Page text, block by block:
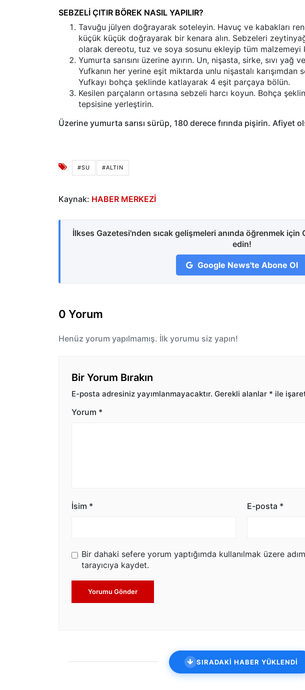
SEBZELİ ÇITIR BÖREK NASIL YAPILIR?
Tavuğu jülyen doğrayarak soteleyin. Havuç ve kabakları
küçük küçük doğrayarak bir kenara alın. Sebzeleri
olarak dereotu, tuz ve soya sosunu ekleyip tüm malzemeyi
Yumurta sarısını üzerine ayırın. Un, nişasta, sirke, sıvı yağ
Yufkanın her yerine eşit miktarda unlu nişastalı karışımdan
Yufkayı bohça şeklinde katlayarak 4 eşit parçaya bölün.
Kesilen parçaların ortasına sebzeli harcı koyun. Bohça
tepsisine yerleştirin.
Üzerine yumurta sarısı sürüp, 180 derece fırında pişirin. Afiyet
#SU #ALTIN
Kaynak: HABER MERKEZİ
İlkses Gazetesi'nden sıcak gelişmeleri anında öğrenmek
edin!
Google News'te Abone Ol
0 Yorum
Henüz yorum yapılmamış. İlk yorumu siz yapın!
Bir Yorum Bırakın
E-posta adresiniz yayımlanmayacaktır. Gerekli alanlar * ile
Yorum *
İsim * E-posta *
Bir dahaki sefere yorum yaptığımda kullanılmak üzere
tarayıcıya kaydet.
Yorumu Gönder
SIRADAKİ HABER YÜKLENDİ